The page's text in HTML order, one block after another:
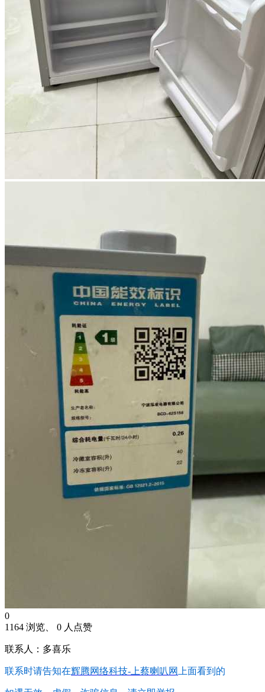
0
1164 浏览、 0 人点赞
联系人：多喜乐
联系时请告知在辉腾网络科技-上蔡喇叭网 上面看到的